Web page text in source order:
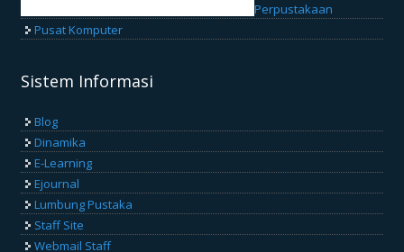
Perpustakaan
Pusat Komputer
Sistem Informasi
Blog
Dinamika
E-Learning
Ejournal
Lumbung Pustaka
Staff Site
Webmail Staff